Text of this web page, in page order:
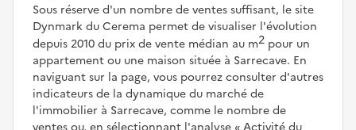
Sous réserve d'un nombre de ventes suffisant, le site
Dynmark du Cerema permet de visualiser l'évolution
depuis 2010 du prix de vente médian au m2 pour un
appartement ou une maison située à Sarrecave. En
naviguant sur la page, vous pourrez consulter d'autres
indicateurs de la dynamique du marché de
l'immobilier à Sarrecave, comme le nombre de